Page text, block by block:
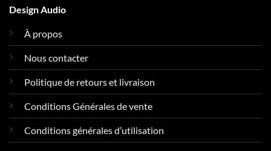
Design Audio
À propos
Nous contacter
Politique de retours et livraison
Conditions Générales de vente
Conditions générales d’utilisation